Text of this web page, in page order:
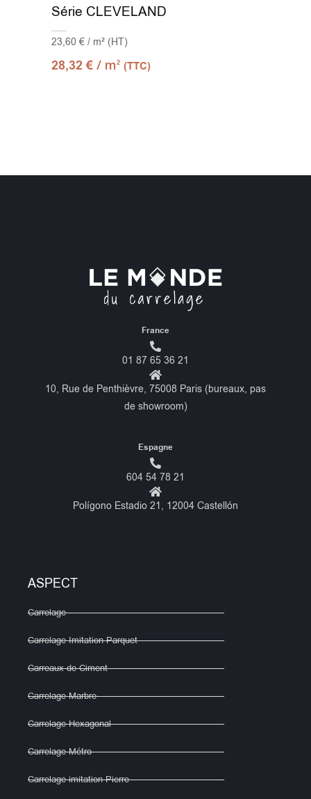
Série CLEVELAND
23,60 € / m² (HT)
28,32€ / m2 (TTC)
France
01 87 65 36 21
10, Rue de Penthièvre, 75008 Paris (bureaux, pas
de showroom)
Espagne
604 54 78 21
Polígono Estadio 21, 12004 Castellón
ASPECT
Carrelage
Carrelage Imitation Parquet
Carreaux de Ciment
Carrelage Marbre
Carrelage Hexagonal
Carrelage Métro
Carrelage imitation Pierre